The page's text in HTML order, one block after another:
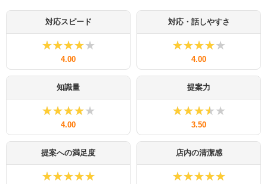
対応スピード
★★★★★
★★★★★
4.00
対応・話しやすさ
★★★★★
★★★★★
4.00
知識量
★★★★★
★★★★★
4.00
提案力
★★★★★
★★★★★
3.50
提案への満足度
★★★★★
★★★★★
店内の清潔感
★★★★★
★★★★★